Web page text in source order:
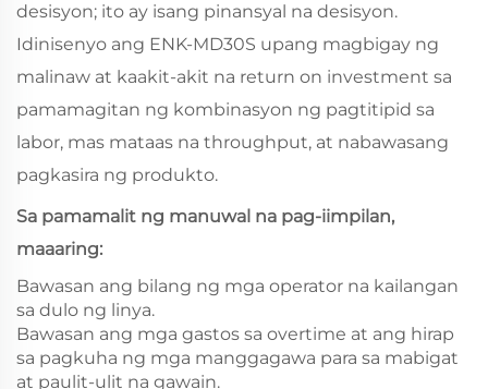
desisyon; ito ay isang pinansyal na desisyon.
Idinisenyo ang ENK‑MD30S upang magbigay ng
malinaw at kaakit-akit na return on investment sa
pamamagitan ng kombinasyon ng pagtitipid sa
labor, mas mataas na throughput, at nabawasang
pagkasira ng produkto.
Sa pamamalit ng manuwal na pag-iimpilan,
maaaring:
Bawasan ang bilang ng mga operator na kailangan
sa dulo ng linya.
Bawasan ang mga gastos sa overtime at ang hirap
sa pagkuha ng mga manggagawa para sa mabigat
at paulit-ulit na gawain.